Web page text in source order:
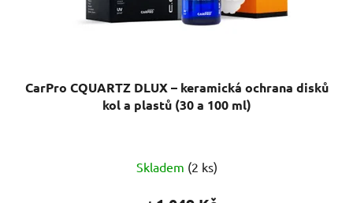
CarPro CQUARTZ DLUX – keramická ochrana disků
kol a plastů (30 a 100 ml)
hodnocení
produktu
Skladem (2 ks)